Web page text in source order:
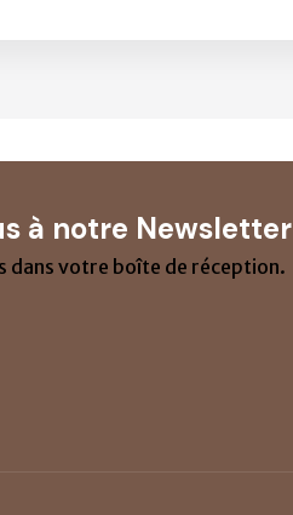
à notre Newsletter
dans votre boîte de réception.